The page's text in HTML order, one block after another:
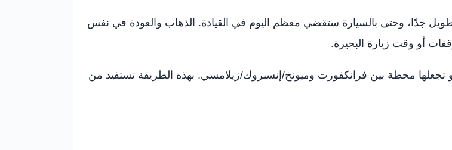
جدًا، وحتى بالسيارة ستقضي معظم اليوم في القيادة. الذهاب والعودة في نفس
تجعلها محطة بين فرانكفورت وميونخ/إنسبروك/زيلامسي. بهذه الطريقة تستفيد من